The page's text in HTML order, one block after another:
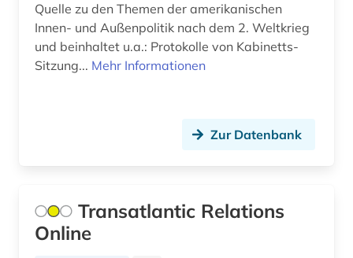
indien (1)
indochina (1)
innenpolitik (1)
Quelle zu den Themen der amerikanischen
Innen- und Außenpolitik nach dem 2. Weltkrieg
und beinhaltet u.a.: Protokolle von Kabinetts-
Sitzung... Mehr Informationen
Zur Datenbank
Transatlantic Relations
Online